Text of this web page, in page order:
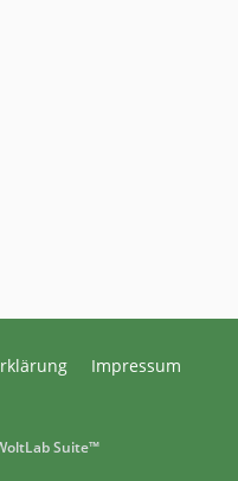
Impressum
Suite™